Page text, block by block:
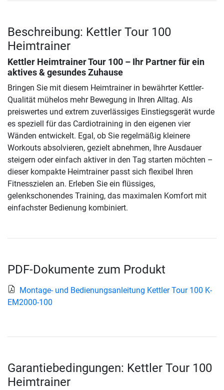
Beschreibung: Kettler Tour 100
Heimtrainer
Kettler Heimtrainer Tour 100 – Ihr Partner für ein
aktives & gesundes Zuhause
Bringen Sie mit diesem Heimtrainer in bewährter Kettler-
Qualität mühelos mehr Bewegung in Ihren Alltag. Als
preiswertes und extrem zuverlässiges Einstiegsgerät wurde
es speziell für das Cardiotraining in den eigenen vier
Wänden entwickelt. Egal, ob Sie regelmäßig kleinere
Workouts absolvieren, gezielt abnehmen, Ihre Ausdauer
steigern oder einfach aktiver in den Tag starten möchten –
dieser kompakte Heimtrainer passt sich flexibel Ihren
Fitnesszielen an. Erleben Sie ein flüssiges,
gelenkschonendes Training, das maximalen Komfort mit
einfachster Bedienung kombiniert.
PDF-Dokumente zum Produkt
Montage- und Bedienungsanleitung Kettler Tour 100 K-
EM2000-100
Garantiebedingungen: Kettler Tour 100
Heimtrainer